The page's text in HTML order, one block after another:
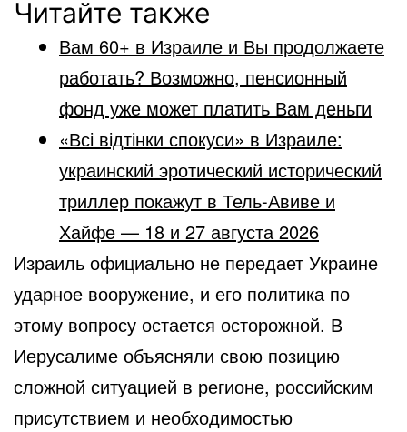
Читайте также
Вам 60+ в Израиле и Вы продолжаете
работать? Возможно, пенсионный
фонд уже может платить Вам деньги
«Всі відтінки спокуси» в Израиле:
украинский эротический исторический
триллер покажут в Тель-Авиве и
Хайфе — 18 и 27 августа 2026
Израиль официально не передает Украине
ударное вооружение, и его политика по
этому вопросу остается осторожной. В
Иерусалиме объясняли свою позицию
сложной ситуацией в регионе, российским
присутствием и необходимостью